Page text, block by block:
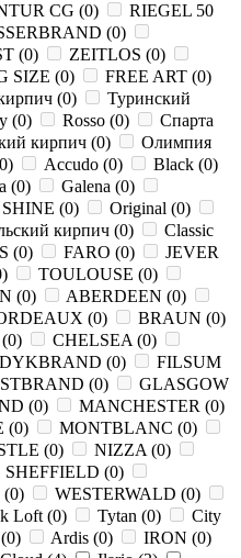
СG (0)
RIEGEL 50
(0)
(0) ZEITLOS (0)
SIZE (0) FREE ART (0)
(0)
Туринский
(0) Rosso (0)
Спарта
кирпич (0)
Олимпия
0) Accudo (0) Black (0)
(0) Galena (0)
(0) Original (0)
кирпич (0)
Classic
(0) FARO (0)
JEVER
) TOULOUSE (0)
(0) ABERDEEN (0)
(0) BRAUN (0)
(0) CHELSEA (0)
DYKBRAND (0)
FILSUM
(0)
GLASGOW
(0) MANCHESTER (0)
(0) MONTBLANC (0)
(0) NIZZA (0)
SHEFFIELD (0)
(0) WESTERWALD (0)
Loft (0) Tytan (0)
City
(0) Ardis (0) IRON (0)